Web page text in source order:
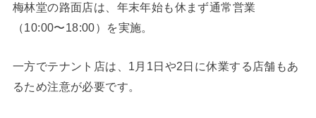
梅林堂の路面店は、年末年始も休まず通常営業
（10:00〜18:00）を実施。
一方でテナント店は、1月1日や2日に休業する店舗もあ
るため注意が必要です。